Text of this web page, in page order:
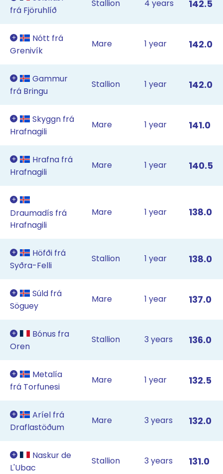
frá Fjöruhlíð
Stallion 4 years 142.5
Nótt frá
Grenivík
Mare 1 year 142.0
Gammur
frá Bringu
Stallion 1 year 142.0
Skyggn frá
Hrafnagili
Mare 1 year 141.0
Hrafna frá
Hrafnagili
Mare 1 year 140.5
Draumadís frá
Hrafnagili
Mare 1 year 138.0
Höfði frá
Syðra-Felli
Stallion 1 year 138.0
Súld frá
Söguey
Mare 1 year 137.0
Bónus fra
Oren
Stallion 3 years 136.0
Metalía
frá Torfunesi
Mare 1 year 132.5
Aríel frá
Draflastöðum
Mare 3 years 132.0
Naskur de
L'Ubac
Stallion 3 years 131.0